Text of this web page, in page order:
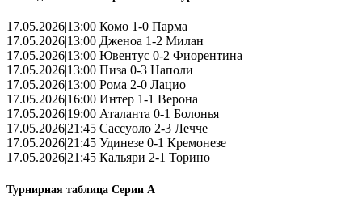
17.05.2026|13:00 Комо 1-0 Парма
17.05.2026|13:00 Дженоа 1-2 Милан
17.05.2026|13:00 Ювентус 0-2 Фиорентина
17.05.2026|13:00 Пиза 0-3 Наполи
17.05.2026|13:00 Рома 2-0 Лацио
17.05.2026|16:00 Интер 1-1 Верона
17.05.2026|19:00 Аталанта 0-1 Болонья
17.05.2026|21:45 Сассуоло 2-3 Лечче
17.05.2026|21:45 Удинезе 0-1 Кремонезе
17.05.2026|21:45 Кальяри 2-1 Торино
Турнирная таблица Серии А